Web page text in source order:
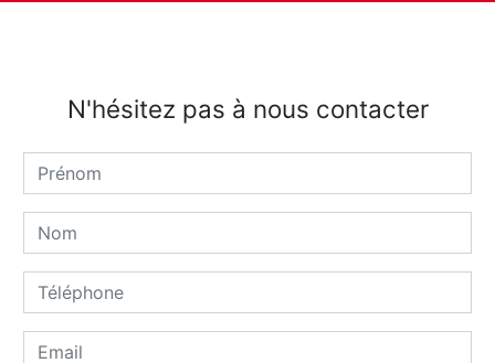
N'hésitez pas à nous contacter